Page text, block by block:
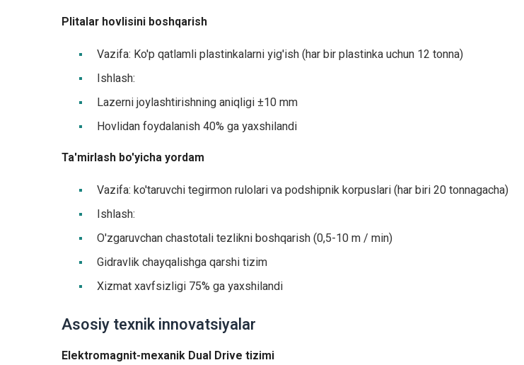
Plitalar hovlisini boshqarish
Vazifa: Ko'p qatlamli plastinkalarni yig'ish (har bir plastinka uchun 12 tonna)
Ishlash:
Lazerni joylashtirishning aniqligi ±10 mm
Hovlidan foydalanish 40% ga yaxshilandi
Ta'mirlash bo'yicha yordam
Vazifa: ko'taruvchi tegirmon rulolari va podshipnik korpuslari (har biri 20 tonnagacha)
Ishlash:
O'zgaruvchan chastotali tezlikni boshqarish (0,5-10 m / min)
Gidravlik chayqalishga qarshi tizim
Xizmat xavfsizligi 75% ga yaxshilandi
Asosiy texnik innovatsiyalar
Elektromagnit-mexanik Dual Drive tizimi